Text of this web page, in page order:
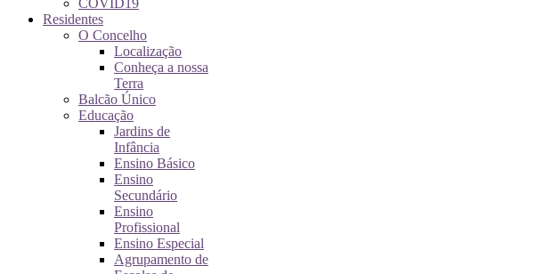
COVID19
Residentes
O Concelho
Localização
Conheça a nossa
Terra
Balcão Único
Educação
Jardins de
Infância
Ensino Básico
Ensino
Secundário
Ensino
Profissional
Ensino Especial
Agrupamento de